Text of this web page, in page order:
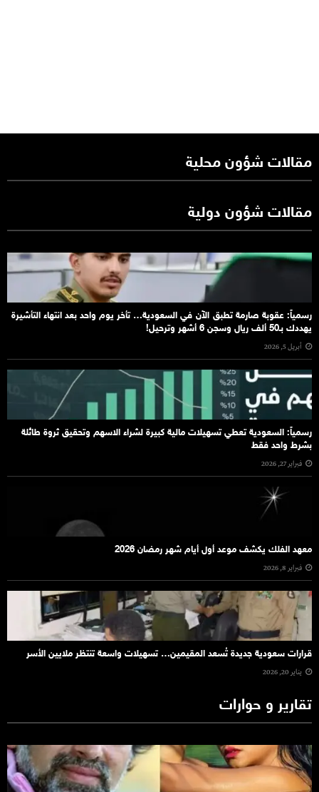
مقالات شؤون محلية
مقالات شؤون دولية
رسمياً: عقوبة صارمة تطبق الآن في السعودية… تأخر يوم واحد بعد انتهاء التأشيرة
يهددك بـ50 ألف ريال وسجن 6 أشهر وترحيل!
أبريل 5, 2026
رسمياً: السعودية تعطي تسهيلات مالية كبيرة لشراء الاسهم وتحقيق ثروة طائلة
بشرط واحد فقط
فبراير 27, 2026
معهد الفلك يكشف موعد أول أيام شهر رمضان 2026
فبراير 8, 2026
قرارات سعودية جديدة تُسعد المقيمين… تسهيلات واسعة تنتظر ملايين الأسر
يناير 20, 2026
تقارير و حوارات